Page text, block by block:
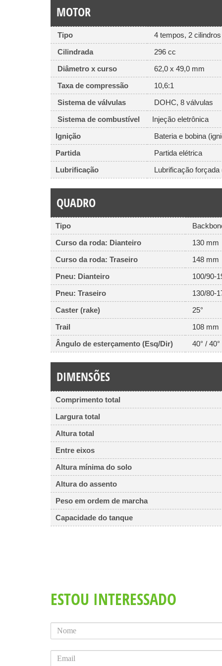
MOTOR
Tipo
4 tempos, 2
Cilindrada
296 cc
Diâmetro x curso
62,0 x 49,0 mm
Taxa de compressão
10,6:1
Sistema de válvulas
DOHC, 8 válvulas
Sistema de combustível
Injeção eletrônica
Ignição
Bateria e bobina
Partida
Partida elétrica
Lubrificação
Lubrificação
QUADRO
Tipo
Curso da roda: Dianteiro
130 mm
Curso da roda: Traseiro
148 mm
Pneu: Dianteiro
100/90-
Pneu: Traseiro
130/80-
Caster (rake)
25°
Trail
108 mm
Ângulo de esterçamento (Esq/Dir)
40° / 40°
DIMENSÕES
Comprimento total
Largura total
Altura total
Entre eixos
Altura mínima do solo
Altura do assento
Peso em ordem de marcha
Capacidade do tanque
ESTOU INTERESSADO